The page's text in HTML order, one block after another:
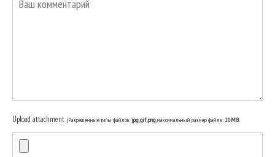
Upload attachment (Разрешенные типы файлов:jpg, gif, png, максимальный размер файла:20MB.